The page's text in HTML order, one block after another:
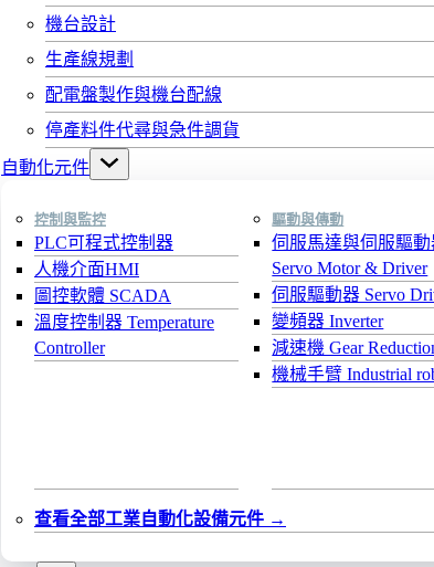
機台設計
生產線規劃
配電盤製作與機台配線
停產料件代尋與急件調貨
自動化元件
控制與監控
PLC可程式控制器
人機介面HMI
圖控軟體 SCADA
溫度控制器 Temperature
Controller
驅動與傳動
伺服馬達與伺服驅動
Servo Motor & Driver
伺服驅動器 Servo
變頻器 Inverter
減速機 Gear
機械手臂 Industrial
查看全部工業自動化設備元件